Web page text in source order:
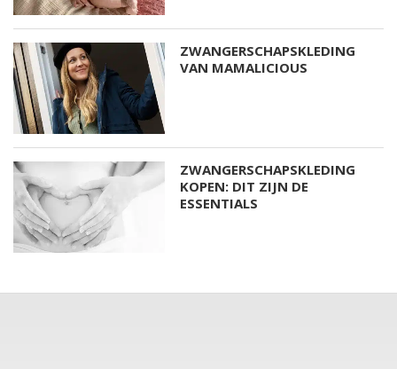
ZWANGERSCHAPSKLEDING
VAN MAMALICIOUS
ZWANGERSCHAPSKLEDING
KOPEN: DIT ZIJN DE
ESSENTIALS